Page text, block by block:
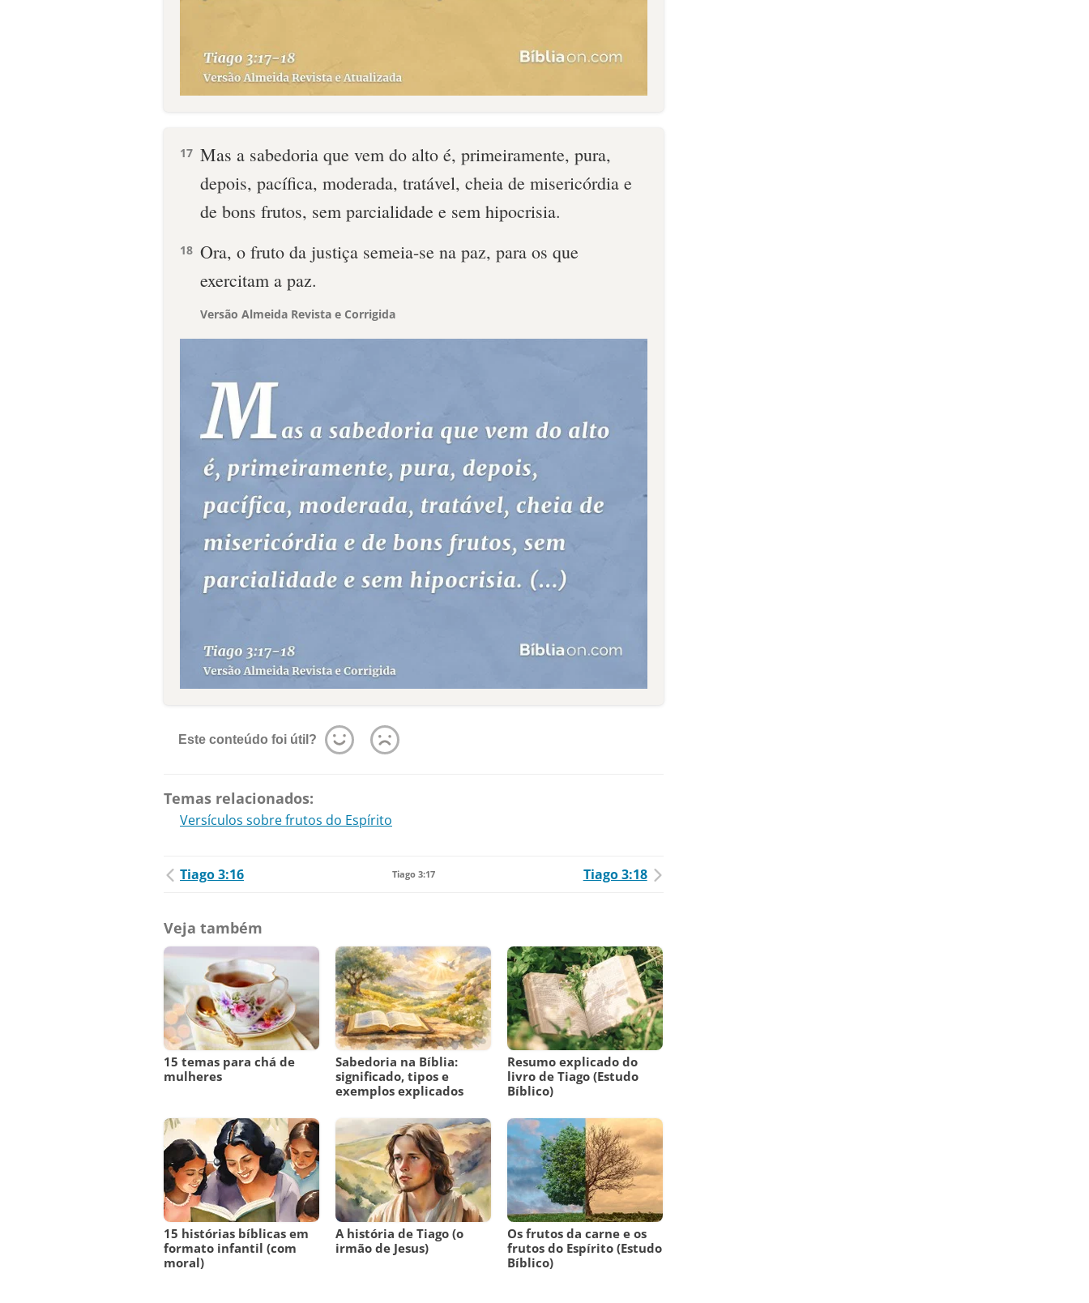
17 Mas a sabedoria que vem do alto é, primeiramente, pura,
depois, pacífica, moderada, tratável, cheia de misericórdia e
de bons frutos, sem parcialidade e sem hipocrisia.
18 Ora, o fruto da justiça semeia-se na paz, para os que
exercitam a paz.
Versão Almeida Revista e Corrigida
Este conteúdo foi útil?
Temas relacionados:
Versículos sobre frutos do Espírito
Tiago 3:16 Tiago 3:17 Tiago 3:18
Veja também
15 temas para chá de
mulheres
Sabedoria na Bíblia:
significado, tipos e
exemplos explicados
Resumo explicado do
livro de Tiago (Estudo
Bíblico)
15 histórias bíblicas em
formato infantil (com
moral)
A história de Tiago (o
irmão de Jesus)
Os frutos da carne e os
frutos do Espírito (Estudo
Bíblico)